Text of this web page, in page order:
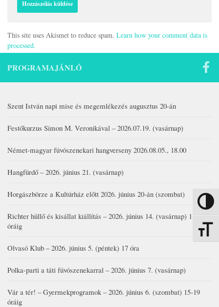
Nagy
This site uses Akismet to reduce spam. Learn how your comment data is
processed.
PROGRAMAJÁNLÓ
Szent István napi mise és megemlékezés augusztus 20-án
Festőkurzus Simon M. Veronikával – 2026.07.19. (vasárnap)
Német-magyar fúvószenekari hangverseny 2026.08.05., 18.00
Hangfürdő – 2026. június 21. (vasárnap)
Horgászbörze a Kultúrház előtt 2026. június 20-án (szombat)
Richter hüllő és kisállat kiállítás – 2026. június 14. (vasárnap) 15-17
óráig
Olvasó Klub – 2026. június 5. (péntek) 17 óra
Polka-parti a táti fúvószenekarral – 2026. június 7. (vasárnap)
Vár a tér! – Gyermekprogramok – 2026. június 6. (szombat) 15-19
óráig